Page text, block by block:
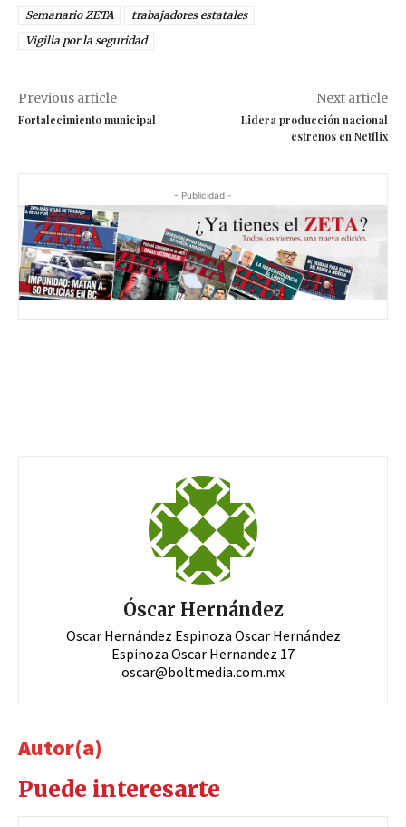
Semanario ZETA
trabajadores estatales
Vigilia por la seguridad
Previous article
Fortalecimiento municipal
Next article
Lidera producción nacional
estrenos en Netflix
- Publicidad -
Óscar Hernández
Oscar Hernández Espinoza Oscar Hernández
Espinoza Oscar Hernandez 17
oscar@boltmedia.com.mx
Autor(a)
Puede interesarte